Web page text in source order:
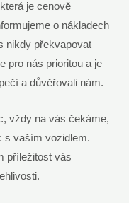
je cenově
o nákladech
nikdy překvapovat
pro nás prioritou a je
a důvěřovali nám.
vždy na vás čekáme,
s vaším vozidlem.
příležitost vás